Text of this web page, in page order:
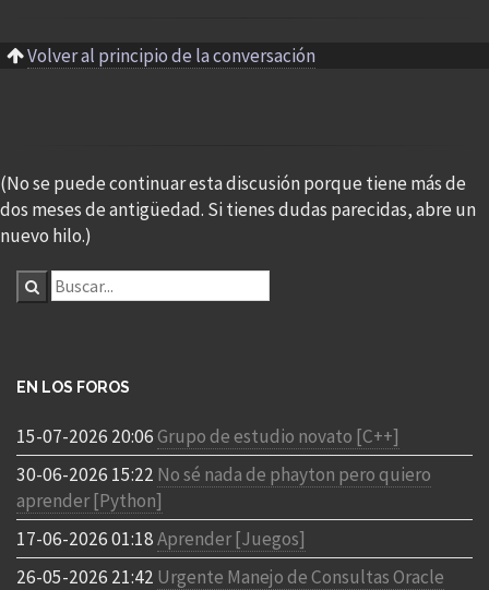
Volver al principio de la conversación
(No se puede continuar esta discusión porque tiene más de
dos meses de antigüedad. Si tienes dudas parecidas, abre un
nuevo hilo.)
EN LOS FOROS
15-07-2026 20:06Grupo de estudio novato [C++]
30-06-2026 15:22 No sé nada de phayton pero quiero
aprender [Python]
17-06-2026 01:18Aprender [Juegos]
26-05-2026 21:42 Urgente Manejo de Consultas Oracle